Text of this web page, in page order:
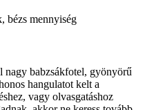
bézs mennyiség
nagy babzsákfotel, gyönyörű
hangulatot kelt a
vagy olvasgatáshoz